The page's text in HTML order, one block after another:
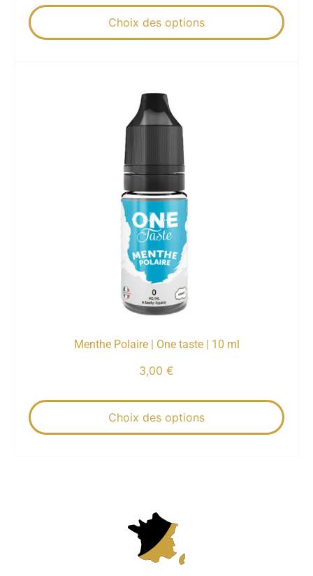
Choix des options
Menthe Polaire | One taste | 10 ml
3,00 €
Choix des options